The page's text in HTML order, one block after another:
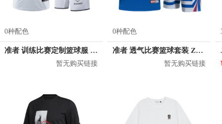
0种配色
准者 训练比赛定制篮球服 Z17110105
暂无购买链接
0种配色
准者 透气比赛篮球套装 Z118210177
暂无购买链接